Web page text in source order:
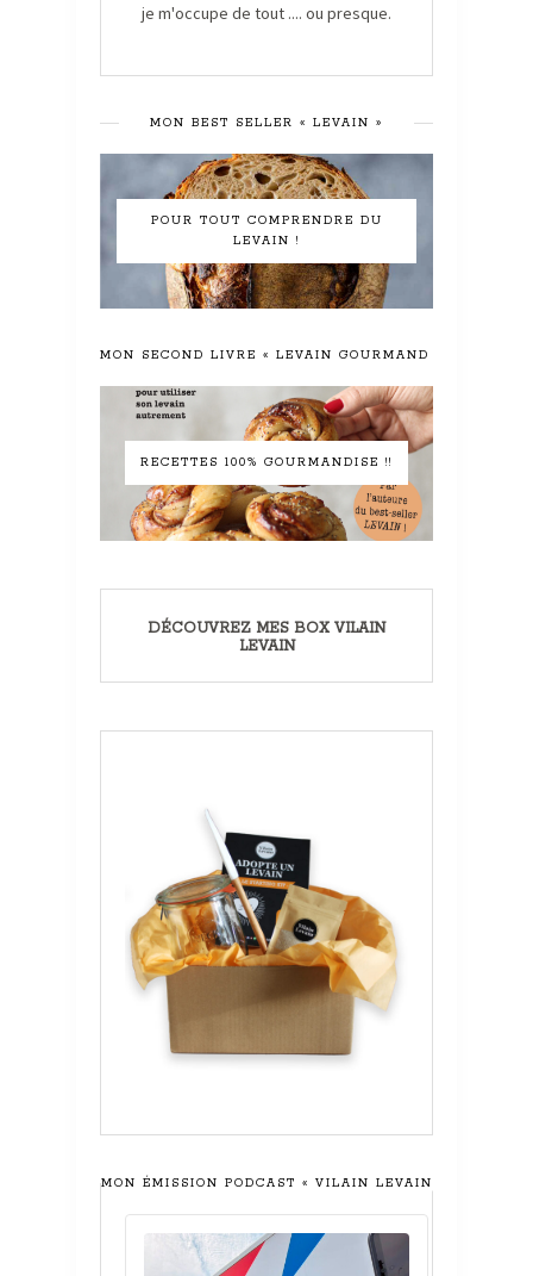
je m'occupe de tout .... ou presque.
MON BEST SELLER « LEVAIN »
POUR TOUT COMPRENDRE DU
LEVAIN !
MON SECOND LIVRE « LEVAIN GOURMAND »
RECETTES 100% GOURMANDISE !!
DÉCOUVREZ MES BOX VILAIN
LEVAIN
MON ÉMISSION PODCAST « VILAIN LEVAIN »